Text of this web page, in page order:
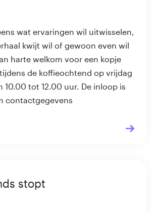
wat ervaringen wil uitwisselen,
kwijt wil of gewoon even wil
harte welkom voor een kopje
de koffieochtend op vrijdag
10.00 tot 12.00 uur. De inloop is
contactgegevens
stopt